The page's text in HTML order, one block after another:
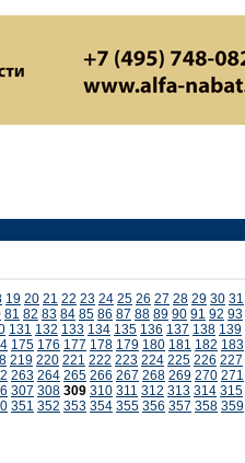
19 20 21 22 23 24 25 26 27 28 29 30 31
81 82 83 84 85 86 87 88 89 90 91 92 93
131 132 133 134 135 136 137 138 139
175 176 177 178 179 180 181 182 183
219 220 221 222 223 224 225 226 227
263 264 265 266 267 268 269 270 271
307 308 309 310 311 312 313 314 315
351 352 353 354 355 356 357 358 359